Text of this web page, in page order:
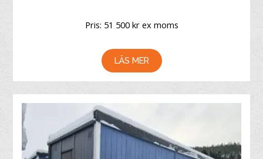
Pris: 51 500 kr ex moms
LÄS MER